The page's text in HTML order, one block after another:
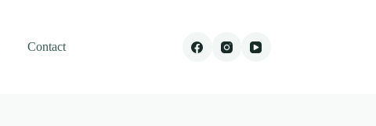
Contact